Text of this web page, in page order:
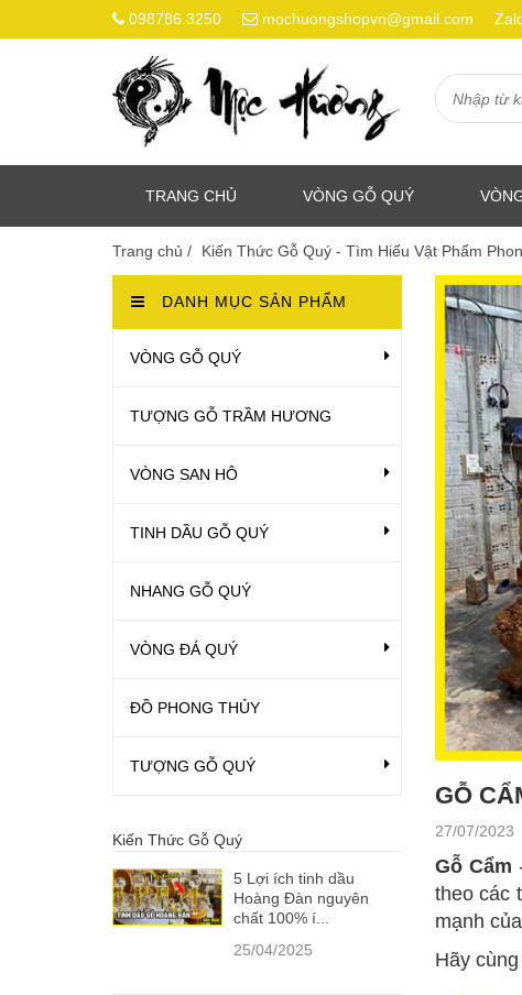
098786.3250 mochuongshopvn@gmail.com
TRANG CHỦ VÒNG GỖ QUÝ
Trang chủ / Kiến Thức Gỗ Quý - Tìm Hiểu Vật Phẩm
GỖ
27/07/
Gỗ Cẩm
theo các
mạnh của
Hãy cùng
DANH MỤC SẢN PHẨM
VÒNG GỖ QUÝ
TƯỢNG GỖ TRẦM HƯƠNG
VÒNG SAN HÔ
TINH DẦU GỖ QUÝ
NHANG GỖ QUÝ
VÒNG ĐÁ QUÝ
ĐỒ PHONG THỦY
TƯỢNG GỖ QUÝ
Kiến Thức Gỗ Quý
5 Lợi ích tinh dầu
Hoàng Đàn nguyên
chất 100% í...
25/04/2025